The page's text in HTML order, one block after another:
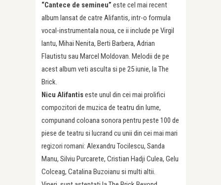
“Cantece de semineu” este cel mai recent
album lansat de catre Alifantis,intr-o formula
vocal-instrumentala noua, ce ii include pe Virgil
Iantu, Mihai Nenita, Berti Barbera, Adrian
Flautistu sau Marcel Moldovan. Melodii de pe
acest album veti asculta si pe 25 iunie, la The
Brick.
Nicu Alifantiseste unul din cei mai prolifici
compozitori de muzica de teatru din lume,
compunand coloana sonora pentru peste 100 de
piese de teatru si lucrand cu unii din cei mai mari
regizori romani: Alexandru Tocilescu, Sanda
Manu, Silviu Purcarete, Cristian Hadji Culea, Gelu
Colceag, Catalina Buzoianu si multi altii.